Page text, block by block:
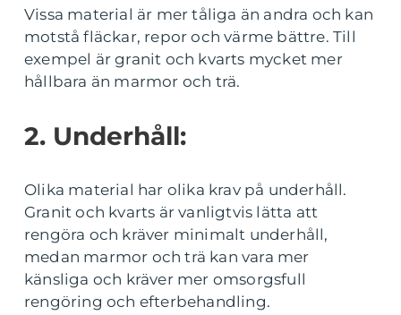
Vissa material är mer tåliga än andra och kan
motstå fläckar, repor och värme bättre. Till
exempel är granit och kvarts mycket mer
hållbara än marmor och trä.
2. Underhåll:
Olika material har olika krav på underhåll.
Granit och kvarts är vanligtvis lätta att
rengöra och kräver minimalt underhåll,
medan marmor och trä kan vara mer
känsliga och kräver mer omsorgsfull
rengöring och efterbehandling.